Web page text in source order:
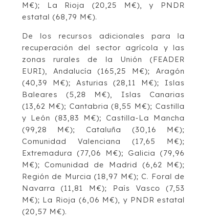
M€); La Rioja (20,25 M€), y PNDR
estatal (68,79 M€).
De los recursos adicionales para la
recuperación del sector agrícola y las
zonas rurales de la Unión (FEADER
EURI), Andalucía (165,25 M€); Aragón
(40,39 M€); Asturias (28,11 M€); Islas
Baleares (5,28 M€), Islas Canarias
(13,62 M€); Cantabria (8,55 M€); Castilla
y León (83,83 M€); Castilla-La Mancha
(99,28 M€); Cataluña (30,16 M€);
Comunidad Valenciana (17,65 M€);
Extremadura (77,06 M€); Galicia (79,96
M€); Comunidad de Madrid (6,62 M€);
Región de Murcia (18,97 M€); C. Foral de
Navarra (11,81 M€); País Vasco (7,53
M€); La Rioja (6,06 M€), y PNDR estatal
(20,57 M€).